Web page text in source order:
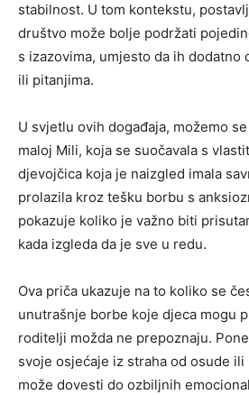
stabilnost. U tom kontekstu,
društvo može bolje podržati
s izazovima, umjesto da ih dodatno
ili pitanjima.
U svjetlu ovih događaja, možemo
maloj Mili, koja se suočavala s
djevojčica koja je naizgled imala
prolazila kroz tešku borbu s
pokazuje koliko je važno biti
kada izgleda da je sve u redu.
Ova priča ukazuje na to koliko se
unutrašnje borbe koje djeca mogu
roditelji možda ne prepoznaju.
svoje osjećaje iz straha od osude
može dovesti do ozbiljnih